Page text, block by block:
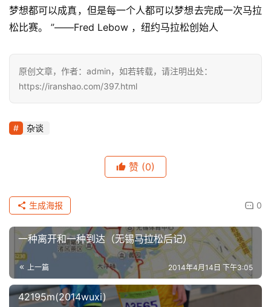
梦想都可以成真，但是每一个人都可以梦想去完成一次马拉
松比赛。 ”——Fred Lebow ，纽约马拉松创始人
原创文章，作者：admin，如若转载，请注明出处：
https://iranshao.com/397.html
杂谈
赞 (0)
0
生成海报
一种离开和一种到达（无锡马拉松后记）
上一篇 2014年4月14日 下午3:05
42195m(2014wuxi)